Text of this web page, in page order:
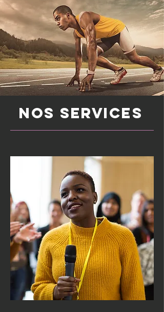
NOS SERVICES